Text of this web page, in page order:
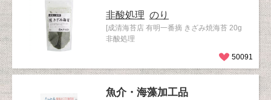
非酸処理 のり
[成清海苔店 有明一番摘 きざみ焼海苔 20g
非酸処理
50091
魚介・海藻加工品